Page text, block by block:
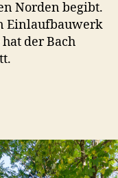
Norden begibt.
Einlaufbauwerk
der Bach